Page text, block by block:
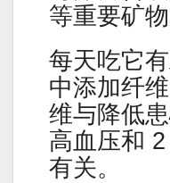
等重要矿物
每天吃它
中添加纤
维与降低
高血压和
有关。